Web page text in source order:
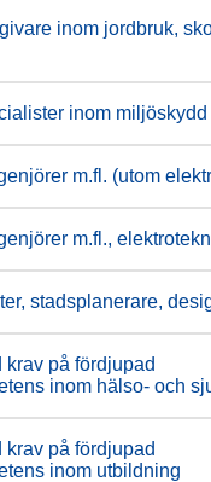
inom jordbruk,
inom miljöskydd
m.fl. (utom
m.fl.,
stadsplanerare,
krav på fördjupad
inom hälso- och
krav på fördjupad
inom utbildning